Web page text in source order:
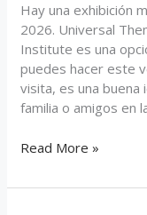
Hay una exhibición
2026. Universal
Institute es una
puedes hacer este
visita, es una buena
familia o amigos en
Read More »